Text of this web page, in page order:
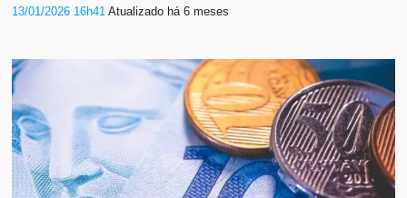
13/01/2026 16h41Atualizado há 6 meses